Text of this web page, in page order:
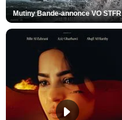
Mutiny Bande-annonce VO STFR